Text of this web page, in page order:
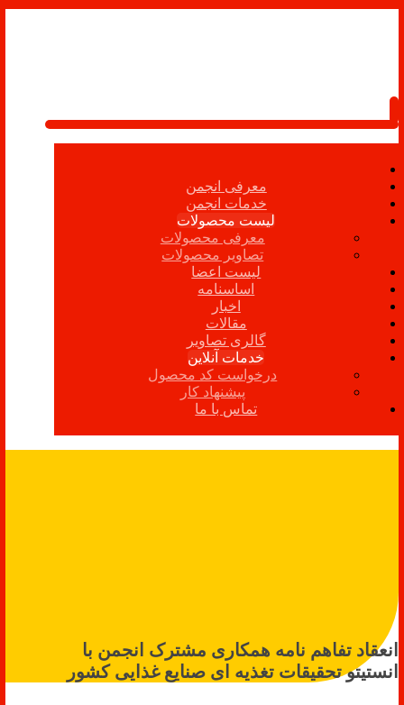
معرفی انجمن
خدمات انجمن
لیست محصولات
معرفی محصولات
تصاویر محصولات
لیست اعضا
اساسنامه
اخبار
مقالات
گالری تصاویر
خدمات آنلاین
درخواست کد محصول
پیشنهاد کار
تماس با ما
انعقاد تفاهم نامه همکاری مشترک انجمن با
انستیتو تحقیقات تغذیه ای صنایع غذایی کشور